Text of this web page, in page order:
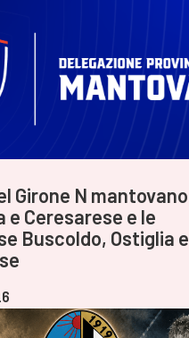
Girone N mantovano
e Ceresarese e le
Buscoldo, Ostiglia e